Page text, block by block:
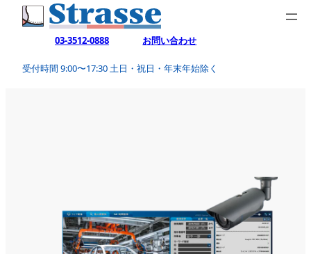
03-3512-0888 お問い合わせ
受付時間 9:00〜17:30 土日・祝日・年末年始除く
HOME＞VisualFactracer ビジュアルファクトレーサー